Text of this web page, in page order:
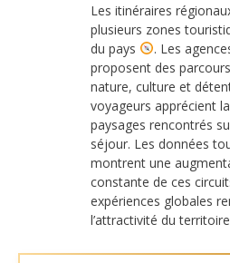
Les itinéraires
plusieurs zones
du pays
. Les
proposent des
nature, culture et
voyageurs apprécient
paysages rencontrés
séjour. Les données
montrent une
constante de ces
expériences globales
l’attractivité du